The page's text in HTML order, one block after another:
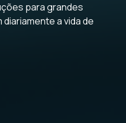
para grandes
a vida de